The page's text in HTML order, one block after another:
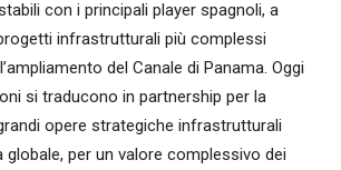
con i principali player spagnoli, a
infrastrutturali più complessi
del Canale di Panama. Oggi
si traducono in partnership per la
opere strategiche infrastrutturali
per un valore complessivo dei